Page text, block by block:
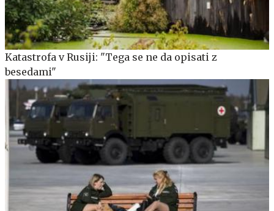
Katastrofa v Rusiji: "Tega se ne da opisati z
besedami"